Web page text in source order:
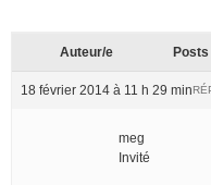
Auteur/e Posts
18 février 2014 à 11 h 29 min
meg
Invité